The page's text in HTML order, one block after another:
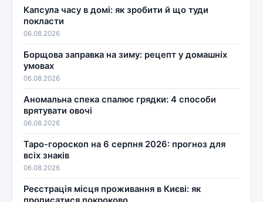
Капсула часу в домі: як зробити й що туди
покласти
06.08.2026
Борщова заправка на зиму: рецепт у домашніх
умовах
06.08.2026
Аномальна спека спалює грядки: 4 способи
врятувати овочі
06.08.2026
Таро-гороскоп на 6 серпня 2026: прогноз для
всіх знаків
06.08.2026
Реєстрація місця проживання в Києві: як